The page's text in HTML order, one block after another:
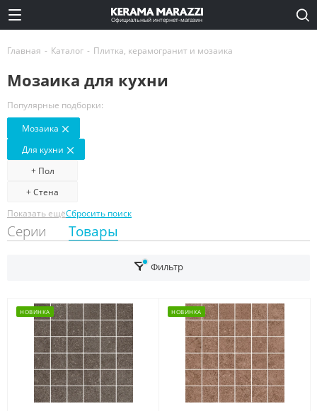
Официальный интернет-магазин
Главная - Каталог - Плитка, керамогранит и мозаика
Мозаика для кухни
Популярные подборки:
Мозаика
Для кухни
+ Пол
+ Стена
Показать ещёСбросить поиск
Серии Товары
Фильтр
НОВИНКА НОВИНКА